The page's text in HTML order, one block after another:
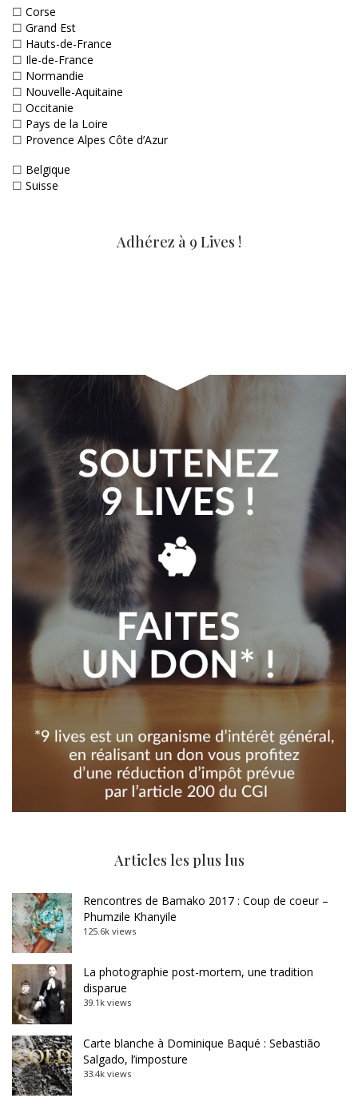
☐ Corse
☐ Grand Est
☐ Hauts-de-France
☐ Ile-de-France
☐ Normandie
☐ Nouvelle-Aquitaine
☐ Occitanie
☐ Pays de la Loire
☐ Provence Alpes Côte d’Azur
☐ Belgique
☐ Suisse
Adhérez à 9 Lives !
Articles les plus lus
Rencontres de Bamako 2017 : Coup de coeur –
Phumzile Khanyile
125.6k views
La photographie post-mortem, une tradition
disparue
39.1k views
Carte blanche à Dominique Baqué : Sebastião
Salgado, l’imposture
33.4k views